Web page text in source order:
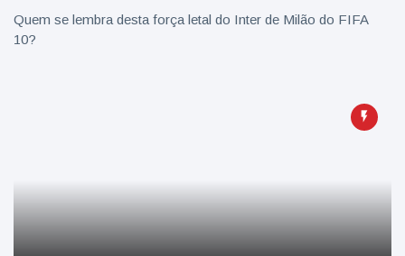
Quem se lembra desta força letal do Inter de Milão do FIFA
10?